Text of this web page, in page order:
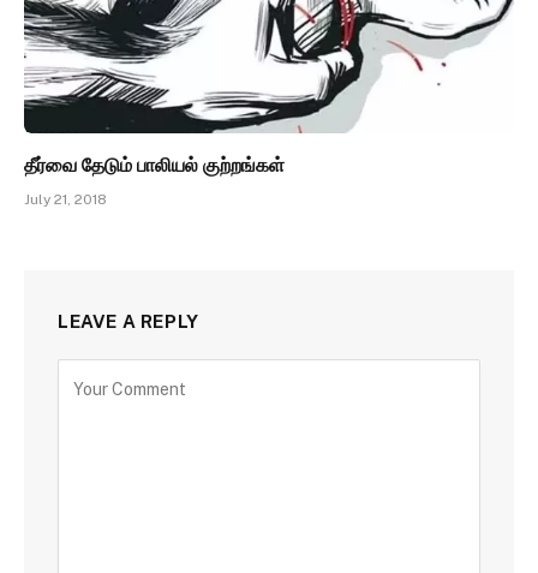
தீர்வை தேடும் பாலியல் குற்றங்கள்
July 21, 2018
LEAVE A REPLY